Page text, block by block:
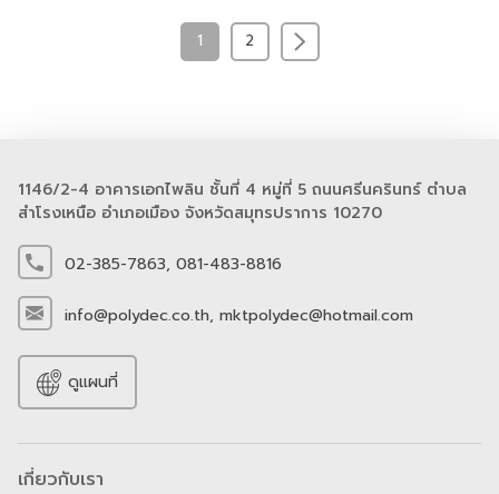
1 2
1146/2-4 อาคารเอกไพลิน ชั้นที่ 4 หมู่ที่ 5 ถนนศรีนครินทร์ ตำบล
สำโรงเหนือ อำเภอเมือง จังหวัดสมุทรปราการ 10270
02-385-7863, 081-483-8816
info@polydec.co.th, mktpolydec@hotmail.com
ดูแผนที่
เกี่ยวกับเรา